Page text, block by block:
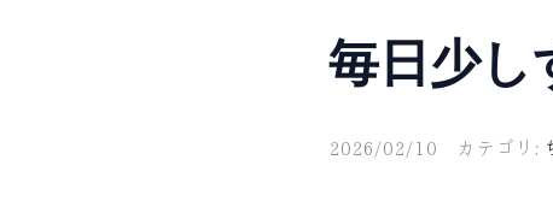
毎日少し
2026/02/10 カテゴリ: